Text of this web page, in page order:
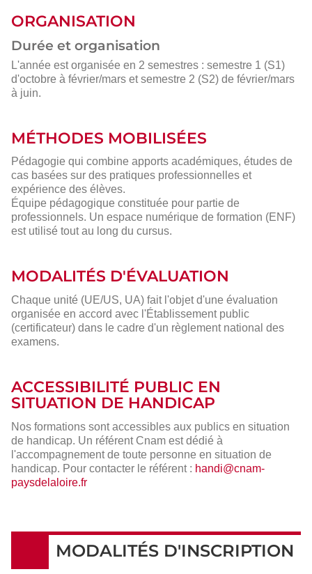
ORGANISATION
Durée et organisation
L'année est organisée en 2 semestres : semestre 1 (S1)
d'octobre à février/mars et semestre 2 (S2) de février/mars
à juin.
MÉTHODES MOBILISÉES
Pédagogie qui combine apports académiques, études de
cas basées sur des pratiques professionnelles et
expérience des élèves.
Équipe pédagogique constituée pour partie de
professionnels. Un espace numérique de formation (ENF)
est utilisé tout au long du cursus.
MODALITÉS D'ÉVALUATION
Chaque unité (UE/US, UA) fait l'objet d'une évaluation
organisée en accord avec l'Établissement public
(certificateur) dans le cadre d'un règlement national des
examens.
ACCESSIBILITÉ PUBLIC EN
SITUATION DE HANDICAP
Nos formations sont accessibles aux publics en situation
de handicap. Un référent Cnam est dédié à
l'accompagnement de toute personne en situation de
handicap. Pour contacter le référent : handi@cnam-
paysdelaloire.fr
MODALITÉS D'INSCRIPTION